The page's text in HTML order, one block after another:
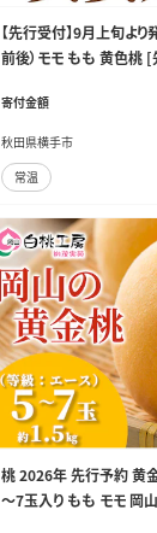
【先行受付】9月上旬よ
前後）モモ もも 黄色桃
寄付金額
秋田県横手市
常温
桃 2026年 先行予約 黄
～7玉入り もも モモ 岡